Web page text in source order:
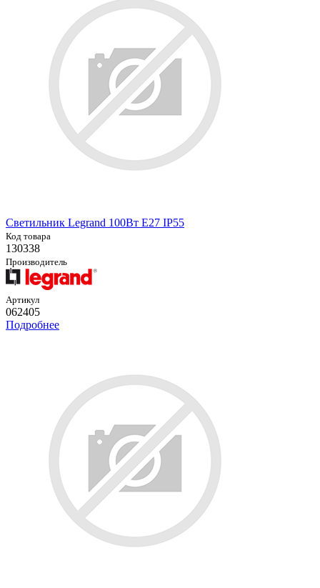
Светильник Legrand 100Вт E27 IP55
Код товара
130338
Производитель
Артикул
062405
Подробнее